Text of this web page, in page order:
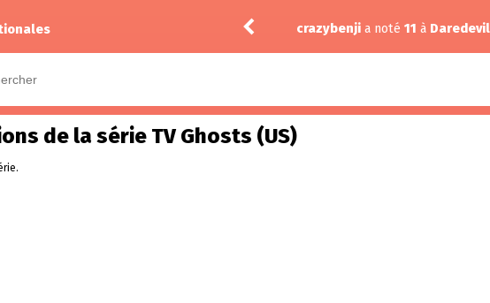
Immigrant 1.02 crazybenji a noté 11 à
de la série TV Ghosts (US)